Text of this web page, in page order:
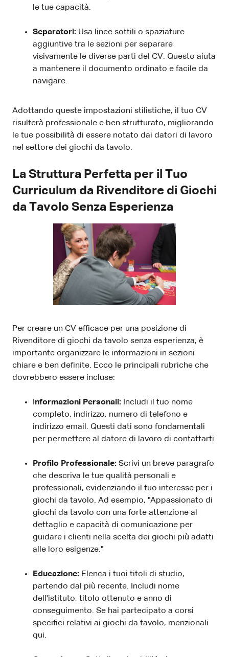
le tue capacità.
Separatori: Usa linee sottili o spaziature
aggiuntive tra le sezioni per separare
visivamente le diverse parti del CV. Questo aiuta
a mantenere il documento ordinato e facile da
navigare.
Adottando queste impostazioni stilistiche, il tuo CV
risulterà professionale e ben strutturato, migliorando
le tue possibilità di essere notato dai datori di lavoro
nel settore dei giochi da tavolo.
La Struttura Perfetta per il Tuo
Curriculum da Rivenditore di Giochi
da Tavolo Senza Esperienza
Per creare un CV efficace per una posizione di
Rivenditore di giochi da tavolo senza esperienza, è
importante organizzare le informazioni in sezioni
chiare e ben definite. Ecco le principali rubriche che
dovrebbero essere incluse:
nformazioni Personali: Includi il tuo nome
completo, indirizzo, numero di telefono e
indirizzo email. Questi dati sono fondamentali
per permettere al datore di lavoro di contattarti.
Profilo Professionale: Scrivi un breve paragrafo
che descriva le tue qualità personali e
professionali, evidenziando il tuo interesse per i
giochi da tavolo. Ad esempio, "Appassionato di
giochi da tavolo con una forte attenzione al
dettaglio e capacità di comunicazione per
guidare i clienti nella scelta dei giochi più adatti
alle loro esigenze."
Educazione: Elenca i tuoi titoli di studio,
partendo dal più recente. Includi nome
dell'istituto, titolo ottenuto e anno di
conseguimento. Se hai partecipato a corsi
specifici relativi ai giochi da tavolo, menzionali
qui.